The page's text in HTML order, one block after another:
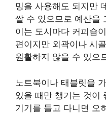
밍을 사용해도 되지만
쌀 수 있으므로 예산을
이는 도시마다 커피숍
편이지만 외곽이나 시
원활하지 않을 수 있으
노트북이나 태블릿을
있을 때만 챙기는 것이
기기를 들고 다니면 오